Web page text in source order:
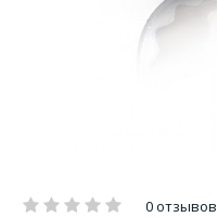
0 отзывов